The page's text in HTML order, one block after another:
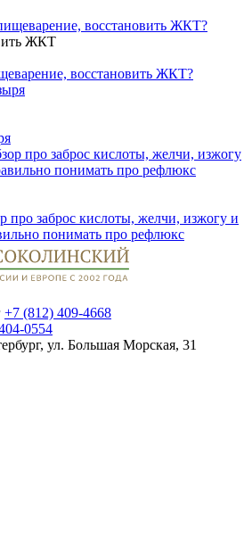
ЖКТ
восстановить ЖКТ?
про заброс кислоты, желчи, изжогу и
понимать про рефлюкс
+7 (812) 409-4668
0554
ул. Большая Морская, 31